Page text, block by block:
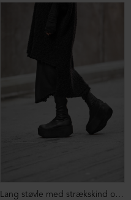
Lang støvle med strækskind og lynlås